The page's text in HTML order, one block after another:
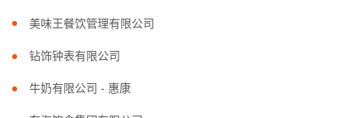
美味王餐饮管理有限公司
钻饰钟表有限公司
牛奶有限公司 - 惠康